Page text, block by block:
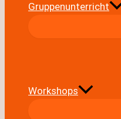
Gruppenunterricht
Workshops